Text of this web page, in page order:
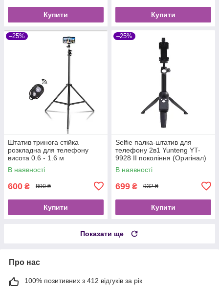
Купити Купити
–25%
Штатив тринога стійка
розкладна для телефону
висота 0.6 - 1.6 м
регулюється з блютуз
кнопкою
В наявності
600 ₴ 800 ₴
Купити
–25%
Selfie палка-штатив для
телефону 2в1 Yunteng YT-
9928 II покоління (Оригінал)
В наявності
699 ₴ 932 ₴
Купити
Показати ще
Про нас
100% позитивних з 412 відгуків за рік